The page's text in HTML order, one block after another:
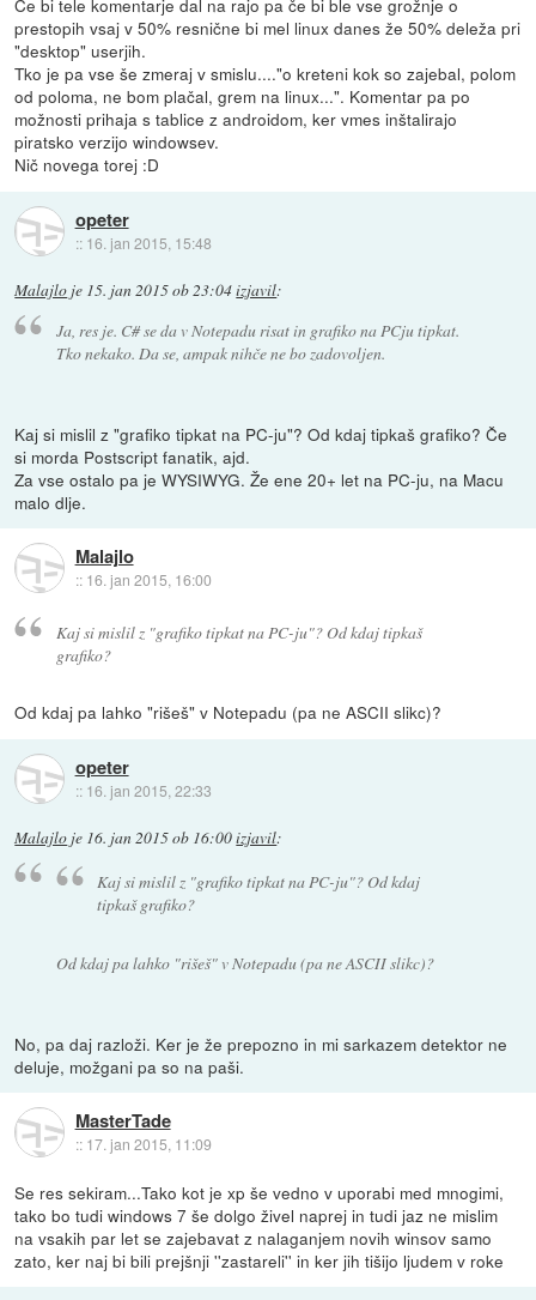
Če bi tele komentarje dal na rajo pa če bi ble vse grožnje o
prestopih vsaj v 50% resnične bi mel linux danes že 50% deleža pri
"desktop" userjih.
Tko je pa vse še zmeraj v smislu...."o kreteni kok so zajebal, polom
od poloma, ne bom plačal, grem na linux...". Komentar pa po
možnosti prihaja s tablice z androidom, ker vmes inštalirajo
piratsko verzijo windowsev.
Nič novega torej :D
opeter
:: 16. jan 2015, 15:48
Malajlo je 15. jan 2015 ob 23:04izjavil:
Ja, res je. C# se da v Notepadu risat in grafiko na PCju tipkat.
Tko nekako. Da se, ampak nihče ne bo zadovoljen.
Kaj si mislil z "grafiko tipkat na PC-ju"? Od kdaj tipkaš grafiko? Če
si morda Postscript fanatik, ajd.
Za vse ostalo pa je WYSIWYG. Že ene 20+ let na PC-ju, na Macu
malo dlje.
Malajlo
:: 16. jan 2015, 16:00
Kaj si mislil z "grafiko tipkat na PC-ju"? Od kdaj tipkaš
grafiko?
Od kdaj pa lahko "rišeš" v Notepadu (pa ne ASCII slikc)?
opeter
:: 16. jan 2015, 22:33
Malajlo je 16. jan 2015 ob 16:00izjavil:
Kaj si mislil z "grafiko tipkat na PC-ju"? Od kdaj
tipkaš grafiko?
Od kdaj pa lahko "rišeš" v Notepadu (pa ne ASCII slikc)?
No, pa daj razloži. Ker je že prepozno in mi sarkazem detektor ne
deluje, možgani pa so na paši.
MasterTade
:: 17. jan 2015, 11:09
Se res sekiram...Tako kot je xp še vedno v uporabi med mnogimi,
tako bo tudi windows 7 še dolgo živel naprej in tudi jaz ne mislim
na vsakih par let se zajebavat z nalaganjem novih winsov samo
zato, ker naj bi bili prejšnji ''zastareli'' in ker jih tišijo ljudem v roke